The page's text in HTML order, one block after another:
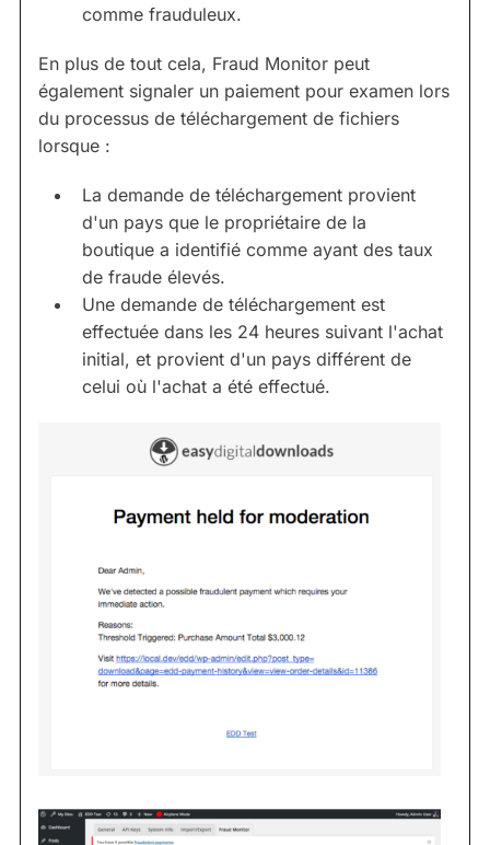
comme frauduleux.
En plus de tout cela, Fraud Monitor peut
également signaler un paiement pour examen lors
du processus de téléchargement de fichiers
lorsque :
La demande de téléchargement provient
d'un pays que le propriétaire de la
boutique a identifié comme ayant des taux
de fraude élevés.
Une demande de téléchargement est
effectuée dans les 24 heures suivant l'achat
initial, et provient d'un pays différent de
celui où l'achat a été effectué.